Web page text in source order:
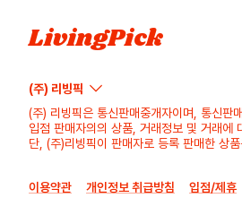
LivingPick
(주) 리빙픽
(주) 리빙픽은 통신판매중개자이며, 통신판
입점 판매자의의 상품, 거래정보 및 거래에
단, (주)리빙픽이 판매자로 등록 판매한 상
이용약관 개인정보 취급방침 입점/제휴